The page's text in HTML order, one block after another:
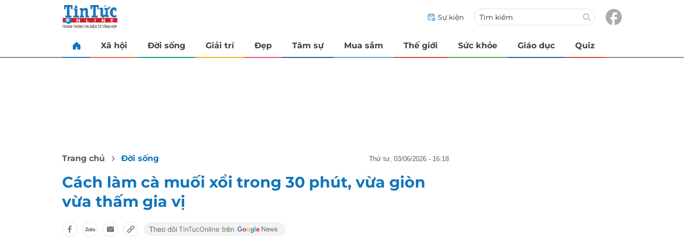
Sự kiện
Xã hội Đời sống Giải trí Đẹp Tâm sự Mua sắm Thế giới Sức khỏe Giáo dục Quiz
Trang chủ Đời sống thứ tư, 03/06/2026 - 16:18
Cách làm cà muối xổi trong 30 phút, vừa giòn
vừa thấm gia vị